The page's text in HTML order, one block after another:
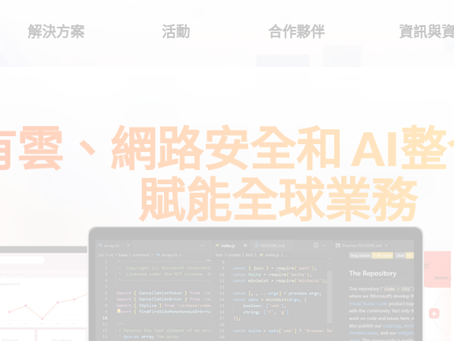
解決方案 活動 合作夥伴 資訊與
雲、網路安全和 AI
賦能全球業務